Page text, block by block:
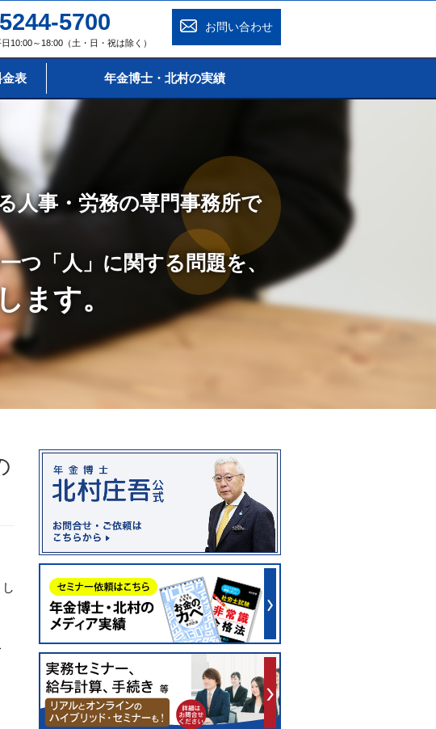
お問い合わせ
5700
10:00～18:00（土・日・祝は除く）
金表 年金博士・北村の実績
人事・労務の専門事務所で
つ「人」に関する問題を、
ます。